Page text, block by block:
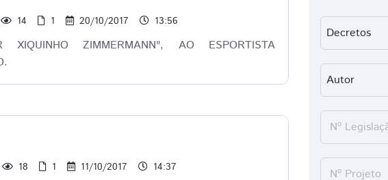
14 1 20/10/2017 13:56
ZIMMERMANN", AO ESPORTISTA
18 1 11/10/2017 14:37
Nº
Nº Projeto